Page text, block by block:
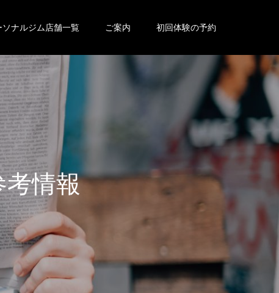
ソナルジム店舗一覧 ご案内 初回体験の予約
考情報